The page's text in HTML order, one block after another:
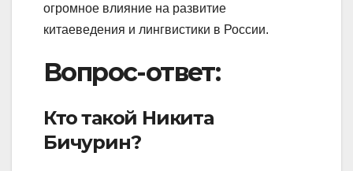
огромное влияние на развитие
китаеведения и лингвистики в России.
Вопрос-ответ:
Кто такой Никита
Бичурин?